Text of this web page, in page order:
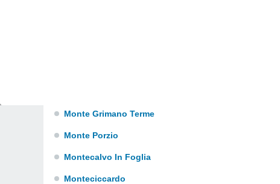
Monte Grimano Terme
Monte Porzio
Montecalvo In Foglia
Monteciccardo